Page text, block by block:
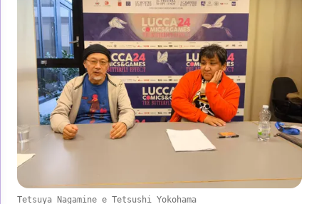
Tetsuya Nagamine e Tetsushi Yokohama